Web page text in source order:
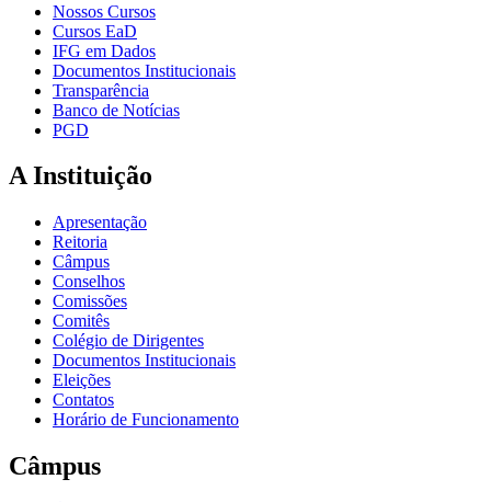
Nossos Cursos
Cursos EaD
IFG em Dados
Documentos Institucionais
Transparência
Banco de Notícias
PGD
A Instituição
Apresentação
Reitoria
Câmpus
Conselhos
Comissões
Comitês
Colégio de Dirigentes
Documentos Institucionais
Eleições
Contatos
Horário de Funcionamento
Câmpus